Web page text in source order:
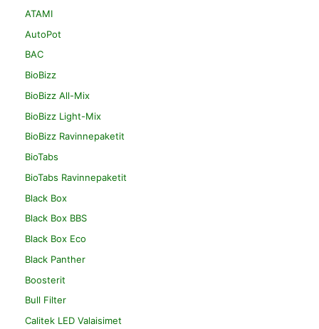
ATAMI
AutoPot
BAC
BioBizz
BioBizz All-Mix
BioBizz Light-Mix
BioBizz Ravinnepaketit
BioTabs
BioTabs Ravinnepaketit
Black Box
Black Box BBS
Black Box Eco
Black Panther
Boosterit
Bull Filter
Calitek LED Valaisimet